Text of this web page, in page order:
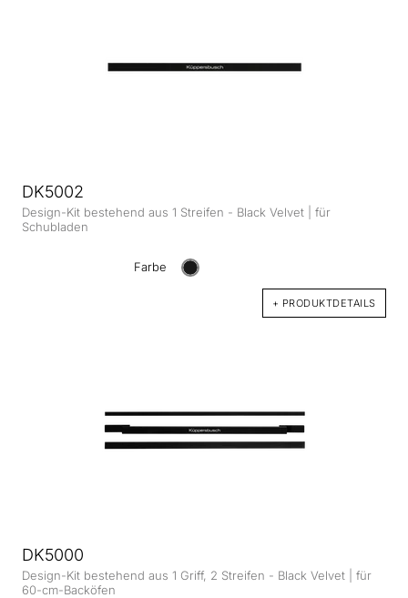
DK5002
Design-Kit bestehend aus 1 Streifen - Black Velvet | für
Schubladen
Farbe
+ PRODUKTDETAILS
DK5000
Design-Kit bestehend aus 1 Griff, 2 Streifen - Black Velvet | für
60-cm-Backöfen